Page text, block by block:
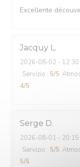
Excellente
Jacquy L
2026-08-02 -
Servizio : 5/5
4/5
Serge D
2026-08-01 -
Servizio : 5/5
5/5